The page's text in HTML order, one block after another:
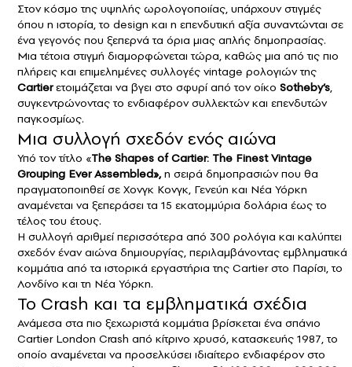
Στον κόσμο της υψηλής ωρολογοποιίας, υπάρχουν στιγμές
όπου η ιστορία, το design και η επενδυτική αξία συναντώνται σε
ένα γεγονός που ξεπερνά τα όρια μιας απλής δημοπρασίας.
Μια τέτοια στιγμή διαμορφώνεται τώρα, καθώς μια από τις πιο
πλήρεις και επιμελημένες συλλογές vintage ρολογιών της
Cartierετοιμάζεται να βγει στο σφυρί από τον οίκο Sotheby’s,
συγκεντρώνοντας το ενδιαφέρον συλλεκτών και επενδυτών
παγκοσμίως.
Μια συλλογή σχεδόν ενός αιώνα
Υπό τον τίτλο «The Shapes of Cartier: The Finest Vintage
Grouping Ever Assembled»,η σειρά δημοπρασιών που θα
πραγματοποιηθεί σε Χονγκ Κονγκ, Γενεύη και Νέα Υόρκη
αναμένεται να ξεπεράσει τα 15 εκατομμύρια δολάρια έως το
τέλος του έτους.
Η συλλογή αριθμεί περισσότερα από 300 ρολόγια και καλύπτει
σχεδόν έναν αιώνα δημιουργίας, περιλαμβάνοντας εμβληματικά
κομμάτια από τα ιστορικά εργαστήρια της Cartier στο Παρίσι, το
Λονδίνο και τη Νέα Υόρκη.
Το Crash και τα εμβληματικά σχέδια
Ανάμεσα στα πιο ξεχωριστά κομμάτια βρίσκεται ένα σπάνιο
Cartier London Crash από κίτρινο χρυσό, κατασκευής 1987, το
οποίο αναμένεται να προσελκύσει ιδιαίτερο ενδιαφέρον στο